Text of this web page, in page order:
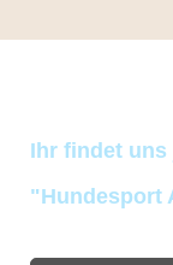
Ihr findet uns
"Hundesport